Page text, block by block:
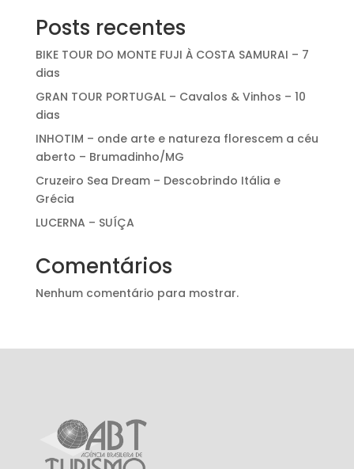
Posts recentes
BIKE TOUR DO MONTE FUJI À COSTA SAMURAI – 7
dias
GRAN TOUR PORTUGAL – Cavalos & Vinhos – 10
dias
INHOTIM – onde arte e natureza florescem a céu
aberto – Brumadinho/MG
Cruzeiro Sea Dream – Descobrindo Itália e
Grécia
LUCERNA – SUÍÇA
Comentários
Nenhum comentário para mostrar.